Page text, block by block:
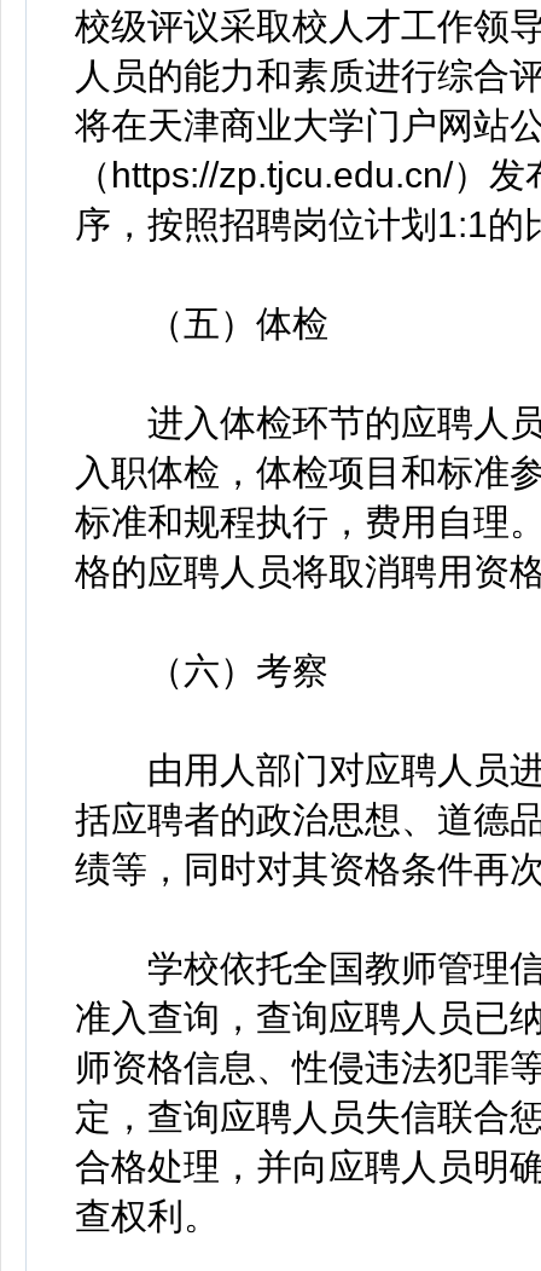
校级评议采取校人才工作领
人员的能力和素质进行综合
将在天津商业大学门户网站
（https://zp.tjcu.edu.cn/）
序，按照招聘岗位计划1:1
（五）体检
进入体检环节的应聘人员
入职体检，体检项目和标准
标准和规程执行，费用自理
格的应聘人员将取消聘用资
（六）考察
由用人部门对应聘人员进
括应聘者的政治思想、道德
绩等，同时对其资格条件再
学校依托全国教师管理信
准入查询，查询应聘人员已
师资格信息、性侵违法犯罪
定，查询应聘人员失信联合
合格处理，并向应聘人员明
查权利。